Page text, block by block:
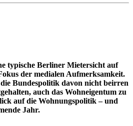
typische Berliner Mietersicht auf
der medialen Aufmerksamkeit.
Bundespolitik davon nicht beirren
auch das Wohneigentum zu
auf die Wohnungspolitik – und
Jahr.